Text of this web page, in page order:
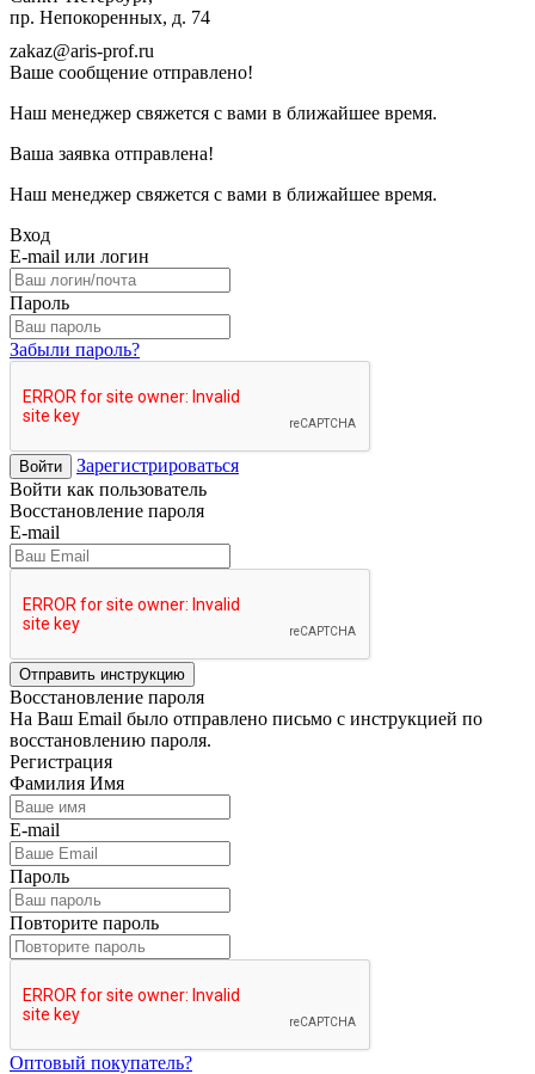
пр. Непокоренных, д. 74
zakaz@aris-prof.ru
Ваше сообщение отправлено!
Наш менеджер свяжется с вами в ближайшее время.
Ваша заявка отправлена!
Наш менеджер свяжется с вами в ближайшее время.
Вход
E-mail или логин
Пароль
Забыли пароль?
Войти
Зарегистрироваться
Войти как пользователь
Восстановление пароля
E-mail
Отправить инструкцию
Восстановление пароля
На Ваш Email было отправлено письмо с инструкцией по
восстановлению пароля.
Регистрация
Фамилия Имя
E-mail
Пароль
Повторите пароль
Оптовый покупатель?